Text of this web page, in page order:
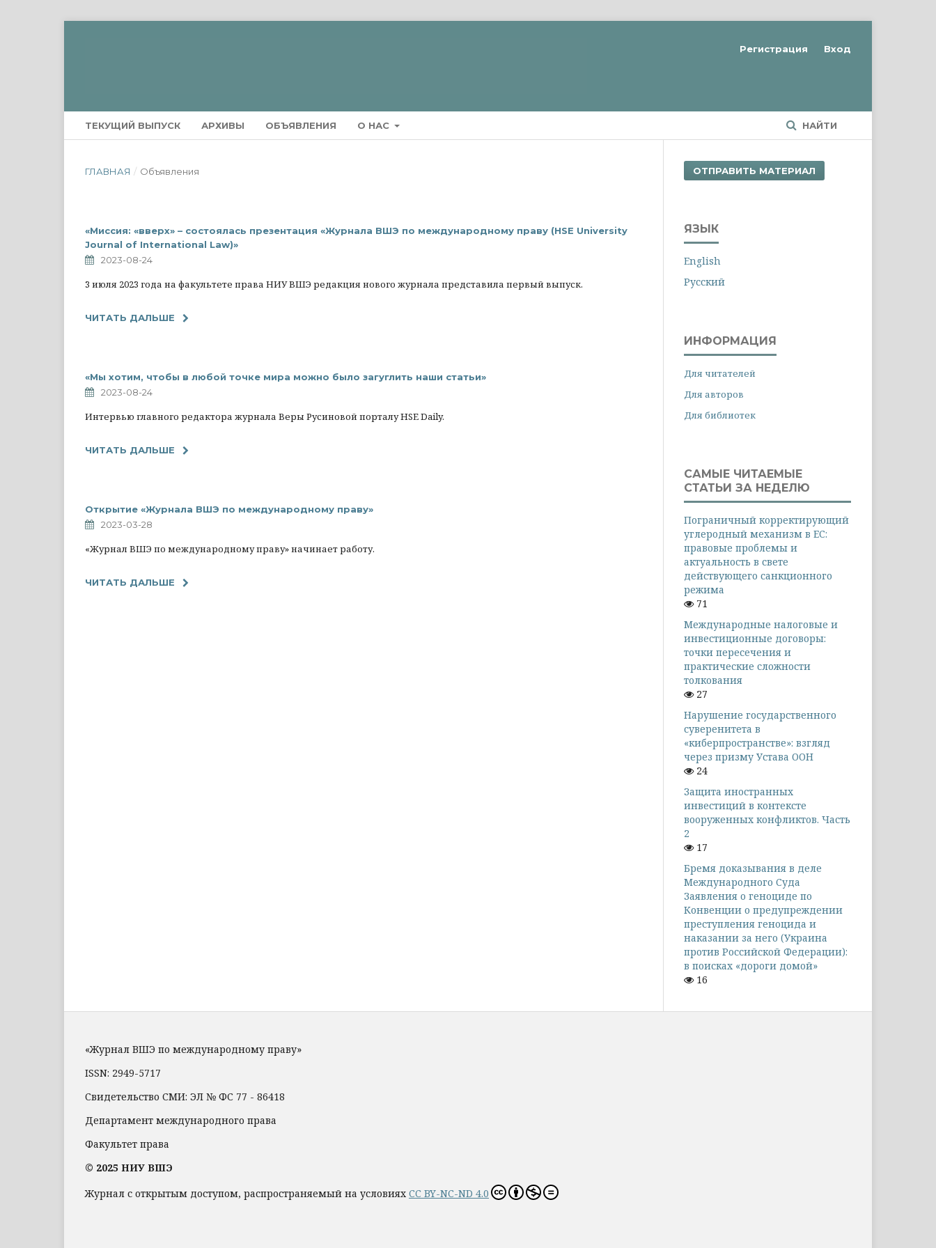
ТЕКУЩИЙ ВЫПУСК АРХИВЫ ОБЪЯВЛЕНИЯ О НАС НАЙТИ
Регистрация Вход
ГЛАВНАЯ / Объявления
«Миссия: «вверх» – состоялась презентация «Журнала ВШЭ по международному праву (HSE University
Journal of International Law)»
2023-08-24
3 июля 2023 года на факультете права НИУ ВШЭ редакция нового журнала представила первый выпуск.
ЧИТАТЬ ДАЛЬШЕ
«Мы хотим, чтобы в любой точке мира можно было загуглить наши статьи»
2023-08-24
Интервью главного редактора журнала Веры Русиновой порталу HSE Daily.
ЧИТАТЬ ДАЛЬШЕ
Открытие «Журнала ВШЭ по международному праву»
2023-03-28
«Журнал ВШЭ по международному праву» начинает работу.
ЧИТАТЬ ДАЛЬШЕ
ОТПРАВИТЬ МАТЕРИАЛ
ЯЗЫК
English
Русский
ИНФОРМАЦИЯ
Для читателей
Для авторов
Для библиотек
САМЫЕ ЧИТАЕМЫЕ
СТАТЬИ ЗА НЕДЕЛЮ
Пограничный корректирующий
углеродный механизм в ЕС:
правовые проблемы и
актуальность в свете
действующего санкционного
режима
71
Международные налоговые и
инвестиционные договоры:
точки пересечения и
практические сложности
толкования
27
Нарушение государственного
суверенитета в
«киберпространстве»: взгляд
через призму Устава ООН
24
Защита иностранных
инвестиций в контексте
вооруженных конфликтов. Часть
2
17
Бремя доказывания в деле
Международного Суда
Заявления о геноциде по
Конвенции о предупреждении
преступления геноцида и
наказании за него (Украина
против Российской Федерации):
в поисках «дороги домой»
16
«Журнал ВШЭ по международному праву»
ISSN: 2949-5717
Свидетельство СМИ: ЭЛ № ФС 77 - 86418
Департамент международного права
Факультет права
© 2025 НИУ ВШЭ
Журнал с открытым доступом, распространяемый на условиях CC BY-NC-ND 4.0